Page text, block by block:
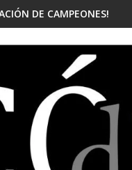
DE CAMPEONES!